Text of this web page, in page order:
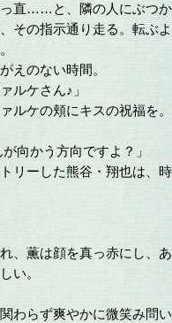
直……と、隣の人にぶつ
その指示通り走る。転ぶ
のない時間。
ルケさん♪」
ルケの頬にキスの祝福を。
向かう方向ですよ？」
ーした熊谷・翔也は、
薫は顔を真っ赤にし、
い。
らず爽やかに微笑み問